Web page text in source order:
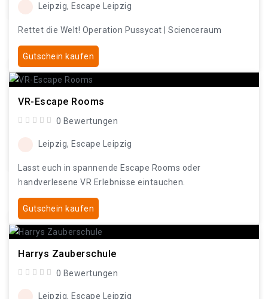
Leipzig, Escape Leipzig
Rettet die Welt! Operation Pussycat | Scienceraum
Gutschein kaufen
VR-Escape Rooms
0 Bewertungen
Leipzig, Escape Leipzig
Lasst euch in spannende Escape Rooms oder
handverlesene VR Erlebnisse eintauchen.
Gutschein kaufen
Harrys Zauberschule
0 Bewertungen
Leipzig, Escape Leipzig